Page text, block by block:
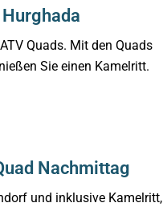
Quads. Mit den Quads
Sie einen Kamelritt.
Nachmittag
und inklusive Kamelritt,